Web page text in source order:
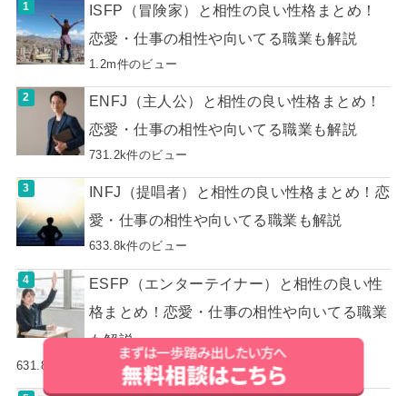
ISFP（冒険家）と相性の良い性格まとめ！
恋愛・仕事の相性や向いてる職業も解説
1.2m件のビュー
ENFJ（主人公）と相性の良い性格まとめ！
恋愛・仕事の相性や向いてる職業も解説
731.2k件のビュー
INFJ（提唱者）と相性の良い性格まとめ！恋
愛・仕事の相性や向いてる職業も解説
633.8k件のビュー
ESFP（エンターテイナー）と相性の良い性
格まとめ！恋愛・仕事の相性や向いてる職業
も解説
631.8k件のビュー